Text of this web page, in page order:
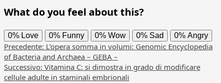
What do you feel about this?
0% Love 0% Funny 0% Wow 0% Sad 0% Angry
Navigazione
articolo
Precedente: L’opera somma in volumi: Genomic Encyclopedia
of Bacteria and Archaea – GEBA –
Successivo: Vitamina C: si dimostra in grado di modificare
cellule adulte in staminali embrionali